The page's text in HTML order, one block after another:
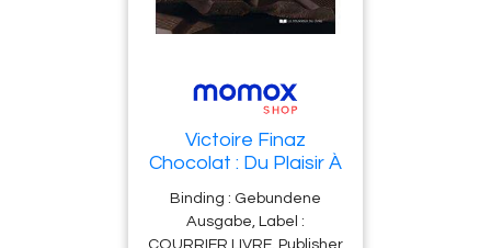
Victoire Finaz
Chocolat : Du Plaisir À
Recettes
Succulentes Et
Binding : Gebundene
Ausgabe, Label :
COURRIER LIVRE, Publisher